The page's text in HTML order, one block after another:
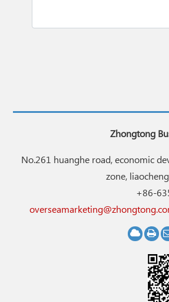
Zhongtong
No.261 huanghe road, economic
zone,
+86-